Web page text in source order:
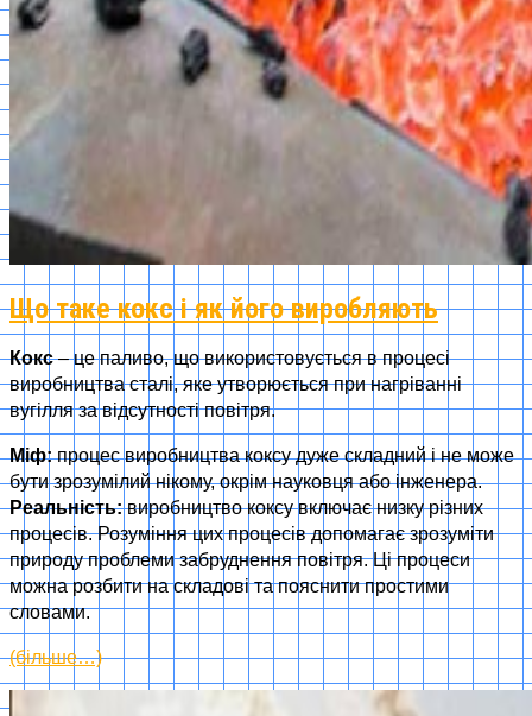
Що таке кокс і як його виробляють
Кокс– це паливо, що використовується в процесі
виробництва сталі, яке утворюється при нагріванні
вугілля за відсутності повітря.
Міф:процес виробництва коксу дуже складний і не може
бути зрозумілий нікому, окрім науковця або інженера.
Реальність:виробництво коксу включає низку різних
процесів. Розуміння цих процесів допомагає зрозуміти
природу проблеми забруднення повітря. Ці процеси
можна розбити на складові та пояснити простими
словами.
(більше…)